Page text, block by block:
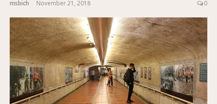
msbich November 21, 2018 0